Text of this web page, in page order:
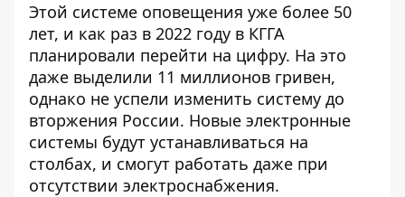
Этой системе оповещения уже более 50
лет, и как раз в 2022 году в КГГА
планировали перейти на цифру. На это
даже выделили 11 миллионов гривен,
однако не успели изменить систему до
вторжения России. Новые электронные
системы будут устанавливаться на
столбах, и смогут работать даже при
отсутствии электроснабжения.